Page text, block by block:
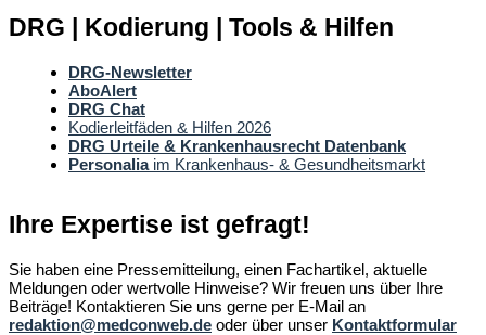
DRG | Kodierung | Tools & Hilfen
DRG-Newsletter
AboAlert
DRG Chat
Kodierleitfäden & Hilfen 2026
DRG Urteile & Krankenhausrecht Datenbank
Personaliaim Krankenhaus- & Gesundheitsmarkt
Ihre Expertise ist gefragt!
Sie haben eine Pressemitteilung, einen Fachartikel, aktuelle
Meldungen oder wertvolle Hinweise? Wir freuen uns über Ihre
Beiträge! Kontaktieren Sie uns gerne per E-Mail an
redaktion@medconweb.de oder über unser Kontaktformular